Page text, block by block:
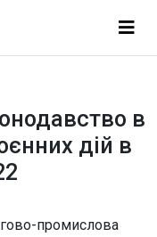
в
дій в
промислова